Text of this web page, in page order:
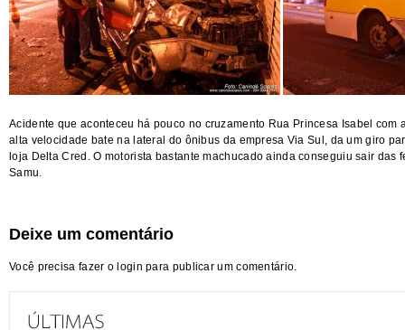
Acidente que aconteceu há pouco no cruzamento Rua Princesa Isabel com
alta velocidade bate na lateral do ônibus da empresa Via Sul, da um giro
loja Delta Cred. O motorista bastante machucado ainda conseguiu sair das
Samu.
Deixe um comentário
Você precisa fazer o login para publicar um comentário.